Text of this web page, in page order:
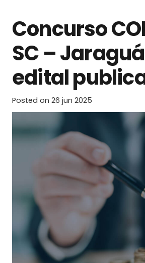
Concurso
SC –
edital
Posted on 26 jun 2025